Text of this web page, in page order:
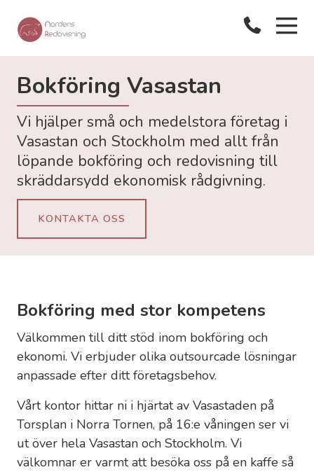
Bokföring Vasastan
Vi hjälper små och medelstora företag i
Vasastan och Stockholm med allt från
löpande bokföring och redovisning till
skräddarsydd ekonomisk rådgivning.
KONTAKTA OSS
Bokföring med stor kompetens
Välkommen till ditt stöd inom bokföring och
ekonomi. Vi erbjuder olika outsourcade lösningar
anpassade efter ditt företagsbehov.
Vårt kontor hittar ni i hjärtat av Vasastaden på
Torsplan i Norra Tornen, på 16:e våningen ser vi
ut över hela Vasastan och Stockholm. Vi
välkomnar er varmt att besöka oss på en kaffe så